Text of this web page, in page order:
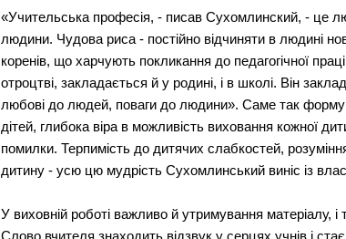
«Учительська професія, - писав Сухомлинский, - це
людини. Чудова риса - постійно відчиняти в людині
коренів, що харчують покликання до педагогічної
отроцтві, закладається й у родині, і в школі. Він
любові до людей, поваги до людини». Саме так
дітей, глибока віра в можливість виховання кожної
помилки. Терпимість до дитячих слабкостей,
дитину - усю цю мудрість Сухомлинський виніс із
У виховній роботі важливо й утримування матеріалу, і
Слово вчителя знаходить відзвук у серцях учнів і